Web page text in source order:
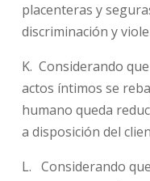
placenteras y
discriminación y
K. Considerando
actos íntimos se
humano queda
a disposición del
L. Considerando